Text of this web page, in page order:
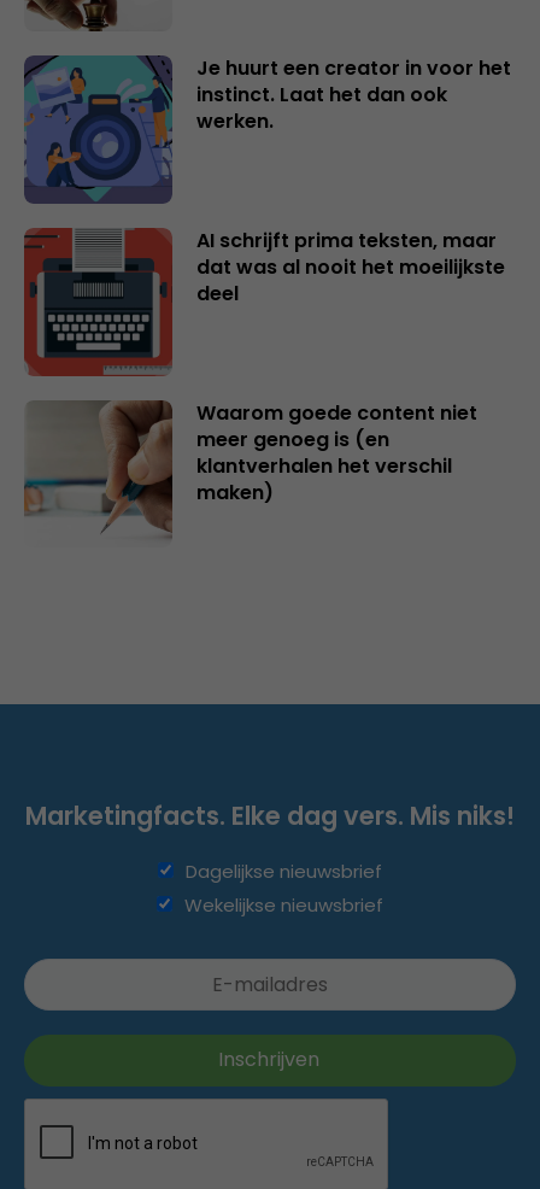
Je huurt een creator in voor het
instinct. Laat het dan ook
werken.
AI schrijft prima teksten, maar
dat was al nooit het moeilijkste
deel
Waarom goede content niet
meer genoeg is (en
klantverhalen het verschil
maken)
Marketingfacts. Elke dag vers. Mis niks!
Dagelijkse nieuwsbrief
Wekelijkse nieuwsbrief